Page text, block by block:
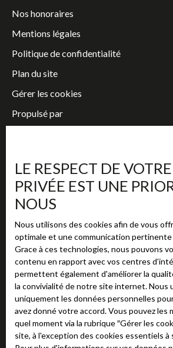
Nos honoraires
Mentions légales
Politique de confidentialité
Plan du site
Gérer les cookies
Propulsé par
+33 2 38 63 72 72
354 rue Marcel Belot, 45160
contact@adhoc-immobilier.fr
Lundi - Vendredi : 9h / 12h - 14h /
Samedi : Sur rendez-vous
Dimanche : Fermé
https://thomashennequin.fr/
LE RESPECT DE
PRIVÉE EST UNE
NOUS
Nous utilisons des cookies afin de vous
optimale et une communication
Grace à ces technologies, nous pouvons
contenu en rapport avec vos centres
permettent également d'améliorer la
la convivialité de notre site internet. Nous
uniquement les données personnelles
avez donné votre accord. Vous pouvez les
quel moment via la rubrique ″Gérer les
site, à l'exception des cookies essentiels